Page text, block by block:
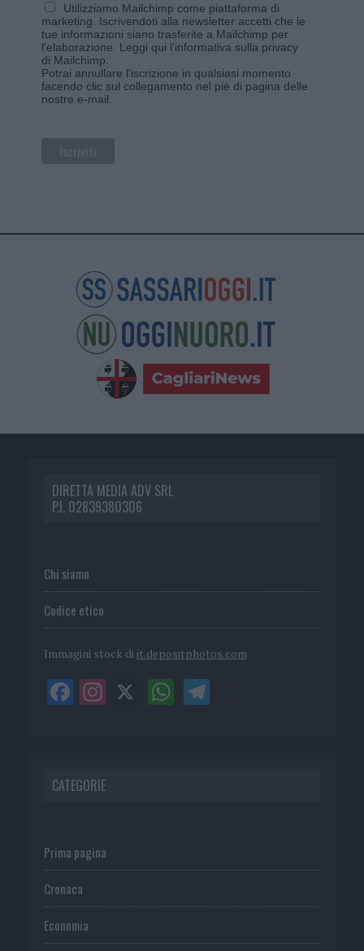
Utilizziamo Mailchimp come piattaforma di
marketing. Iscrivendoti alla newsletter accetti che le
tue informazioni siano trasferite a Mailchimp per
l'elaborazione. Leggi qui l'informativa sulla privacy
di Mailchimp
Potrai annullare l'iscrizione in qualsiasi momento
facendo clic sul collegamento nel piè di pagina delle
nostre e-mail.
DIRETTA MEDIA ADV SRL
P.I. 02839380306
Chi siamo
Codice etico
Immagini stock di it.depositphotos.com
CATEGORIE
Prima pagina
Cronaca
Economia